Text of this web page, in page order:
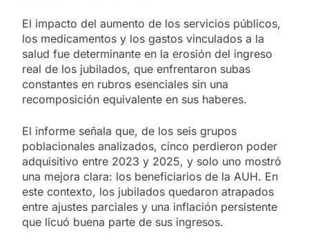
El impacto del aumento de los servicios públicos,
los medicamentos y los gastos vinculados a la
salud fue determinante en la erosión del ingreso
real de los jubilados, que enfrentaron subas
constantes en rubros esenciales sin una
recomposición equivalente en sus haberes.
El informe señala que, de los seis grupos
poblacionales analizados, cinco perdieron poder
adquisitivo entre 2023 y 2025, y solo uno mostró
una mejora clara: los beneficiarios de la AUH. En
este contexto, los jubilados quedaron atrapados
entre ajustes parciales y una inflación persistente
que licuó buena parte de sus ingresos.